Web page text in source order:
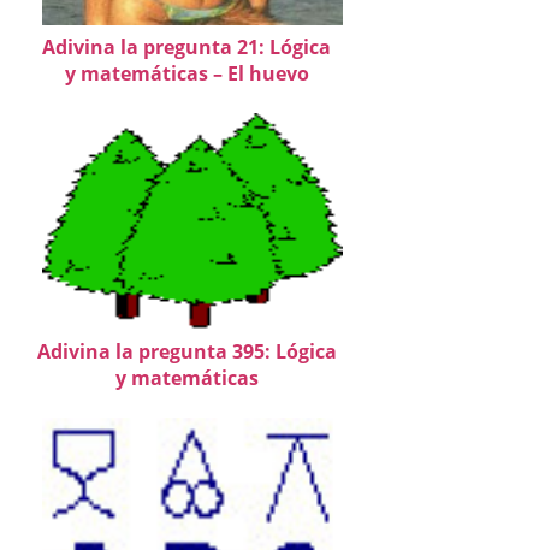
Adivina la pregunta 21: Lógica
y matemáticas – El huevo
Adivina la pregunta 395: Lógica
y matemáticas